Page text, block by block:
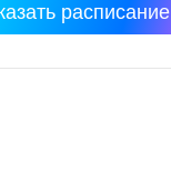
расписание